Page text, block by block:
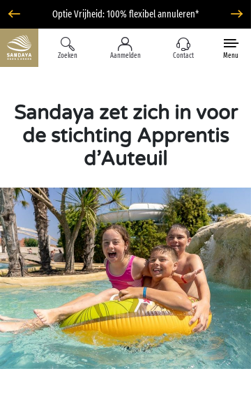
Optie Vrijheid: 100% flexibel annuleren*
Zoeken Aanmelden Contact Menu
Sandaya zet zich in voor
de stichting Apprentis
d’Auteuil